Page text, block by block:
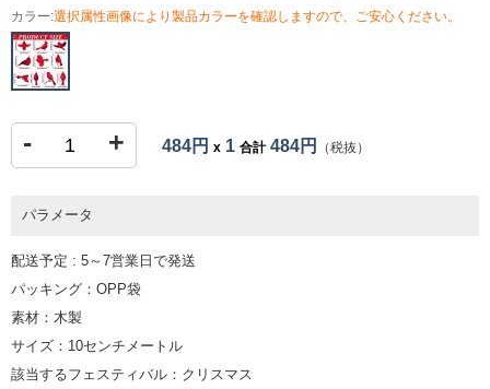
カラー:選択属性画像により製品カラーを確認しますので、ご安心ください。
- + 484円 x 1 合計484円 （税抜）
パラメータ
配送予定 : 5～7営業日で発送
パッキング：OPP袋
素材：木製
サイズ：10センチメートル
該当するフェスティバル：クリスマス